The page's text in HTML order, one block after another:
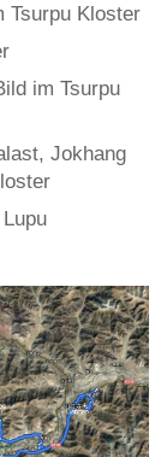
Tsurpu Kloster
im Tsurpu
Jokhang